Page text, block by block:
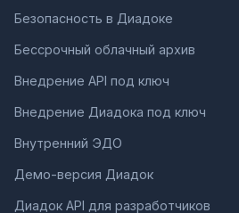
Безопасность в Диадоке
Бессрочный облачный архив
Внедрение API под ключ
Внедрение Диадока под ключ
Внутренний ЭДО
Демо-версия Диадок
Диадок API для разработчиков